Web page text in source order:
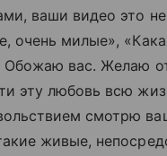
ваши видео это
очень милые»,
Обожаю вас. Желаю
эту любовь всю
смотрю
живые,